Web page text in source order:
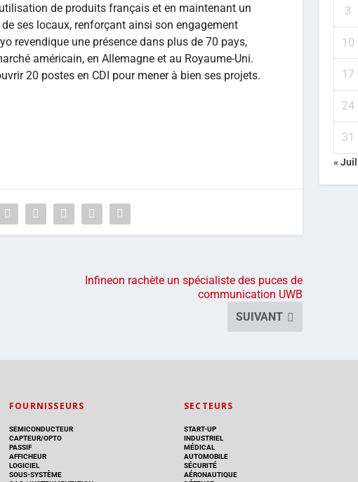
de produits français et en maintenant un
ses locaux, renforçant ainsi son engagement
revendique une présence dans plus de 70 pays,
américain, en Allemagne et au Royaume-Uni.
20 postes en CDI pour mener à bien ses projets.
Infineon rachète un spécialiste des puces de
communication UWB
SUIVANT
3
10
17
24
31
« Juil
FOURNISSEURS
SEMICONDUCTEUR
CAPTEUR/OPTO
PASSIF
AFFICHEUR
LOGICIEL
SOUS-SYSTÈME
SECTEURS
START-UP
INDUSTRIEL
MÉDICAL
AUTOMOBILE
SÉCURITÉ
AÉRONAUTIQUE